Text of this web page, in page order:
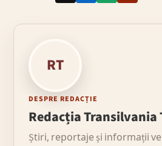
RT
DESPRE REDACȚIE
Redacția Transilvania
Știri, reportaje și informații